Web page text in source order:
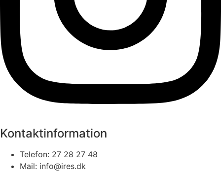
Kontaktinformation
Telefon: 27 28 27 48
Mail: info@ires.dk